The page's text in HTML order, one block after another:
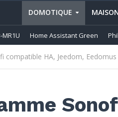
DOMOTIQUE
MR1U Home Assistant Green
compatible HA, Jeedom,